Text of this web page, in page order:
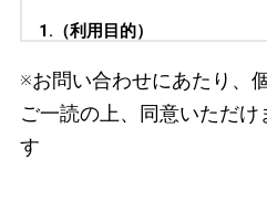
1.（利用目的）
テル＆リゾートホールディングス」
絡・通知、採用・選考手続き、雇入
断書の提出、採用・選考に係るご意
※お問い合わせにあたり、
ご一読の上、同意いただけ
す